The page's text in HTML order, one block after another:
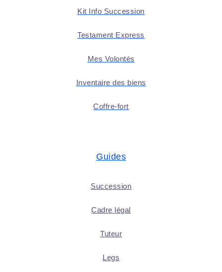
Kit Info Succession
Testament Express
Mes Volontés
Inventaire des biens
Coffre-fort
Guides
Succession
Cadre légal
Tuteur
Legs